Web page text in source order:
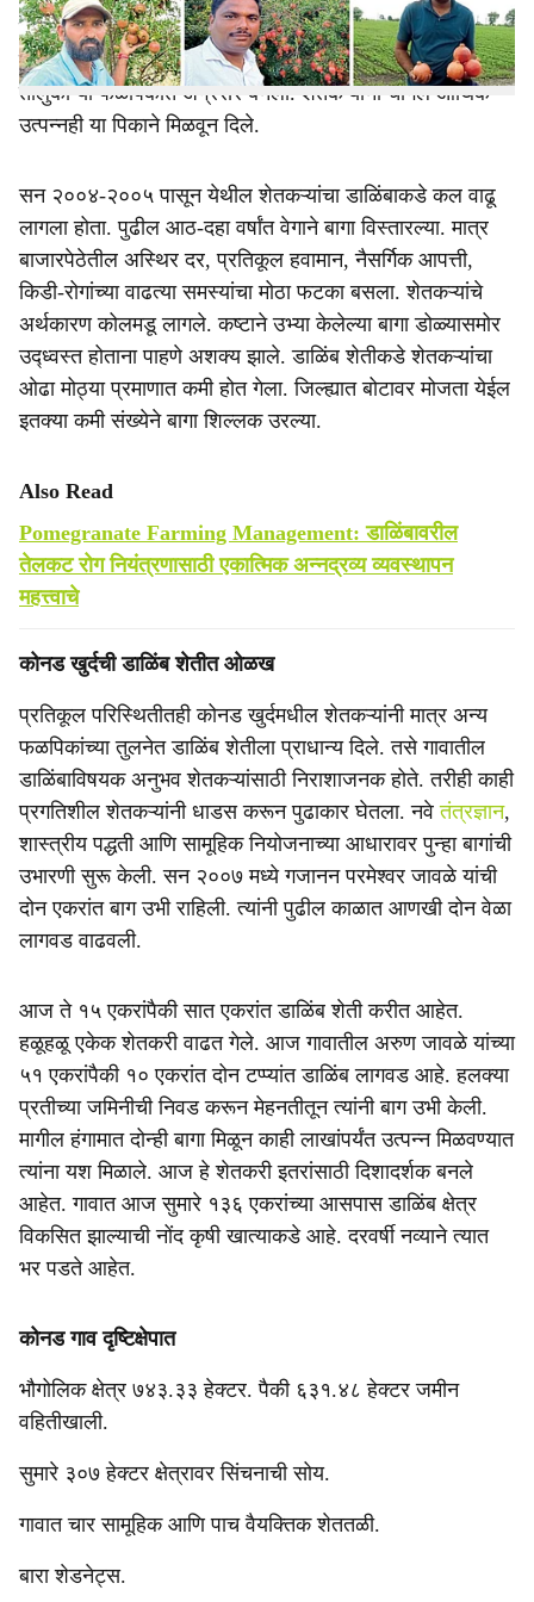
रोवले होते. चिखली, बुलडाणा, मेहकर, सिंदखेडराजा आणि
देऊळगावराजा या तालुक्यांमध्ये क्षेत्र झपाट्याने वाढत गेले. चिखली
तालुका या फळपिकात अग्रेसर बनला. शेतकऱ्यांना चांगले आर्थिक
उत्पन्नही या पिकाने मिळवून दिले.
सन २००४-२००५ पासून येथील शेतकऱ्यांचा डाळिंबाकडे कल वाढू
लागला होता. पुढील आठ-दहा वर्षांत वेगाने बागा विस्तारल्या. मात्र
बाजारपेठेतील अस्थिर दर, प्रतिकूल हवामान, नैसर्गिक आपत्ती,
किडी-रोगांच्या वाढत्या समस्यांचा मोठा फटका बसला. शेतकऱ्यांचे
अर्थकारण कोलमडू लागले. कष्टाने उभ्या केलेल्या बागा डोळ्यासमोर
उद्ध्वस्त होताना पाहणे अशक्य झाले. डाळिंब शेतीकडे शेतकऱ्यांचा
ओढा मोठ्या प्रमाणात कमी होत गेला. जिल्ह्यात बोटावर मोजता येईल
इतक्या कमी संख्येने बागा शिल्लक उरल्या.
Also Read
Pomegranate Farming Management: डाळिंबावरील
तेलकट रोग नियंत्रणासाठी एकात्मिक अन्नद्रव्य व्यवस्थापन
महत्त्वाचे
कोनड खुर्दची डाळिंब शेतीत ओळख
प्रतिकूल परिस्थितीतही कोनड खुर्दमधील शेतकऱ्यांनी मात्र अन्य
फळपिकांच्या तुलनेत डाळिंब शेतीला प्राधान्य दिले. तसे गावातील
डाळिंबाविषयक अनुभव शेतकऱ्यांसाठी निराशाजनक होते. तरीही काही
प्रगतिशील शेतकऱ्यांनी धाडस करून पुढाकार घेतला. नवेतंत्रज्ञान,
शास्त्रीय पद्धती आणि सामूहिक नियोजनाच्या आधारावर पुन्हा बागांची
उभारणी सुरू केली. सन २००७ मध्ये गजानन परमेश्वर जावळे यांची
दोन एकरांत बाग उभी राहिली. त्यांनी पुढील काळात आणखी दोन वेळा
लागवड वाढवली.
आज ते १५ एकरांपैकी सात एकरांत डाळिंब शेती करीत आहेत.
हळूहळू एकेक शेतकरी वाढत गेले. आज गावातील अरुण जावळे यांच्या
५१ एकरांपैकी १० एकरांत दोन टप्प्यांत डाळिंब लागवड आहे. हलक्या
प्रतीच्या जमिनीची निवड करून मेहनतीतून त्यांनी बाग उभी केली.
मागील हंगामात दोन्ही बागा मिळून काही लाखांपर्यंत उत्पन्न मिळवण्यात
त्यांना यश मिळाले. आज हे शेतकरी इतरांसाठी दिशादर्शक बनले
आहेत. गावात आज सुमारे १३६ एकरांच्या आसपास डाळिंब क्षेत्र
विकसित झाल्याची नोंद कृषी खात्याकडे आहे. दरवर्षी नव्याने त्यात
भर पडते आहेत.
कोनड गाव दृष्टिक्षेपात
भौगोलिक क्षेत्र ७४३.३३ हेक्टर. पैकी ६३१.४८ हेक्टर जमीन
वहितीखाली.
सुमारे ३०७ हेक्टर क्षेत्रावर सिंचनाची सोय.
गावात चार सामूहिक आणि पाच वैयक्तिक शेततळी.
बारा शेडनेट्‍स.